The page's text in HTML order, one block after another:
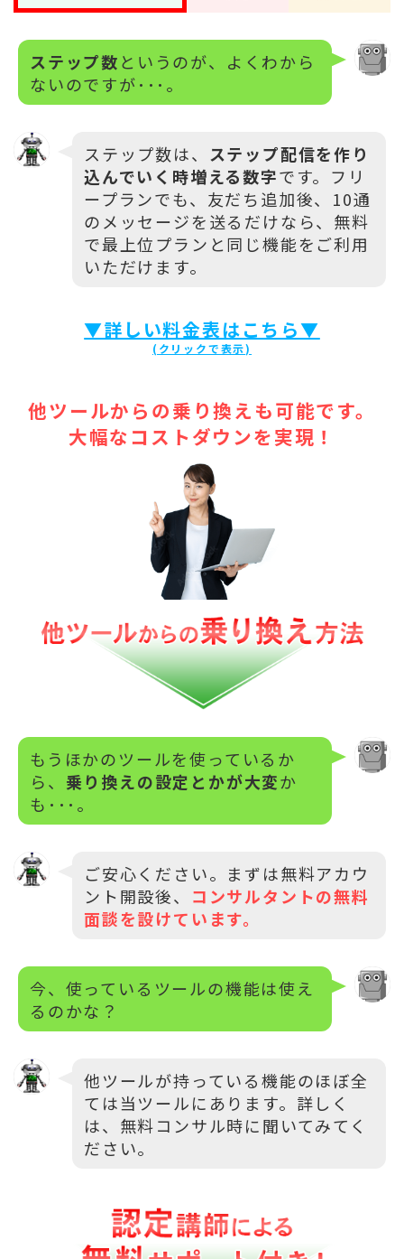
ステップ数というのが、よくわから
ないのですが･･･。
ステップ数は、 ステップ配信を作り
込んでいく時増える数字です。フリ
ープランでも、友だち追加後、10通
のメッセージを送るだけなら、無料
で最上位プランと同じ機能をご利用
いただけます。
▼詳しい料金表はこちら▼
他ツールからの乗り換えも可能です。
大幅なコストダウンを実現！
もうほかのツールを使っているか
ら、 乗り換えの設定とかが大変か
も･･･。
ご安心ください。まずは無料アカウ
ント開設後、 コンサルタントの無料
面談を設けています。
今、使っているツールの機能は使え
るのかな？
他ツールが持っている機能のほぼ全
ては当ツールにあります。詳しく
は、無料コンサル時に聞いてみてく
ださい。